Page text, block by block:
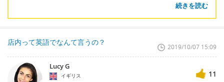
続きを読む
店内って英語でなんて言うの？
2019/10/07 15:09
Lucy G
イギリス 11